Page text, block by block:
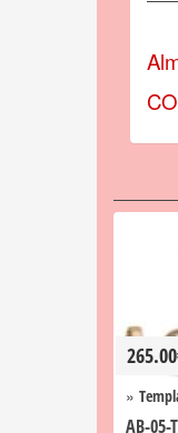
265.00
»
AB-05-